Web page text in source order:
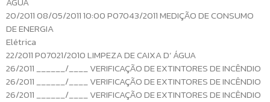
20/2011 08/05/2011 10:00 P07043/2011 MEDIÇÃO DE CONSUMO
DE ENERGIA
Elétrica
22/2011 P07021/2010 LIMPEZA DE CAIXA D’ ÁGUA
26/2011 ______/____ VERIFICAÇÃO DE EXTINTORES DE INCÊNDIO
26/2011 ______/____ VERIFICAÇÃO DE EXTINTORES DE INCÊNDIO
26/2011 ______/____ VERIFICAÇÃO DE EXTINTORES DE INCÊNDIO